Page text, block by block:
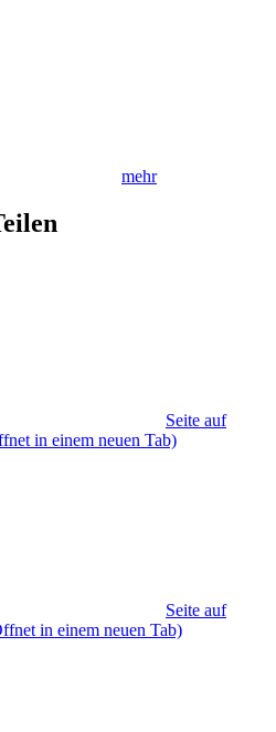
mehr
Seite auf
in einem neuen Tab)
Seite auf
in einem neuen Tab)